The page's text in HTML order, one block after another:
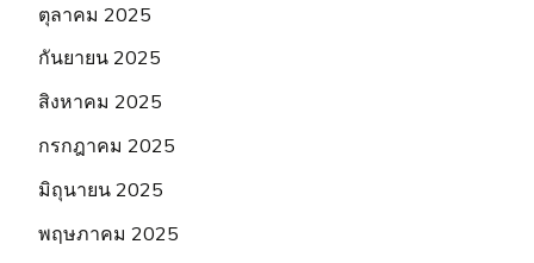
ตุลาคม 2025
กันยายน 2025
สิงหาคม 2025
กรกฎาคม 2025
มิถุนายน 2025
พฤษภาคม 2025